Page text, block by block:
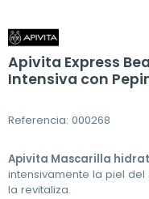
Apivita Express
Intensiva con
Referencia: 000268
Apivita Mascarilla
intensivamente la piel
la revitaliza.